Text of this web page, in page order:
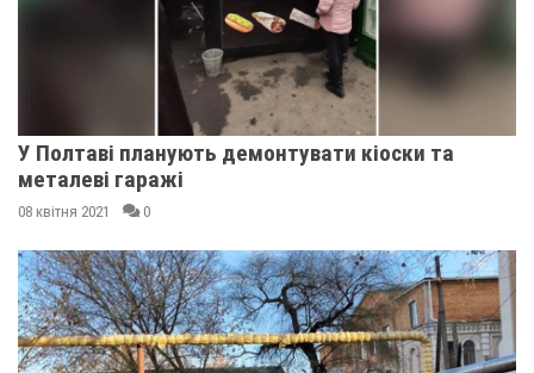
У Полтаві планують демонтувати кіоски та
металеві гаражі
08 квітня 2021 0